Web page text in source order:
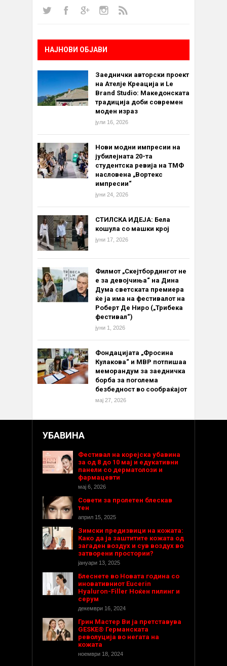
НАЈНОВИ ОБЈАВИ
Заеднички авторски проект
на Ателје Креација и Le
Brand Studio: Македонската
традиција доби современ
моден израз
јули 16, 2026
Нови модни импресии на
јубилејната 20-та
студентска ревија на ТМФ
насловена „Вортекс
импресии“
јуни 24, 2026
СТИЛСКА ИДЕЈА: Бела
кошула со машки крој
јуни 17, 2026
Филмот „Скејтбордингот не
е за девојчиња“ на Дина
Дума светската премиера
ќе ја има на фестивалот на
Роберт Де Ниро („Трибека
фестивал“)
јуни 1, 2026
Фондацијата „Фросина
Кулакова“ и МВР потпишаа
меморандум за заедничка
борба за поголема
безбедност во сообраќајот
мај 27, 2026
УБАВИНА
Фестивал на корејска убавина
за од 8 до 10 мај и едукативни
панели со дерматолози и
фармацевти
мај 6, 2026
Совети за пролетен блескав
тен
април 15, 2025
Зимски предизвици на кожата:
Како да ја заштитите кожата од
загаден воздух и сув воздух во
затворени простории?
јануари 13, 2025
Блеснете во Новата година со
иновативниот Eucerin
Hyaluron-Filler Ноќен пилинг и
серум
декември 16, 2024
Грин Мастер Ви ја претставува
GESKE® Германската
револуција во негата на
кожата
ноември 18, 2024